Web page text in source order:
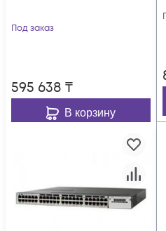
Под заказ
595 638 ₸
В корзину